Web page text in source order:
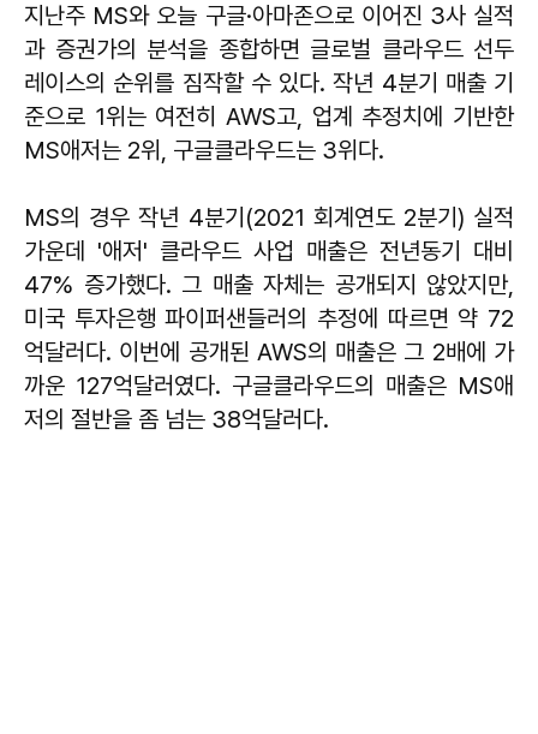
지난주 MS와 오늘 구글·아마존으로 이어진 3사 실적
과 증권가의 분석을 종합하면 글로벌 클라우드 선두
레이스의 순위를 짐작할 수 있다. 작년 4분기 매출 기
준으로 1위는 여전히 AWS고, 업계 추정치에 기반한
MS애저는 2위, 구글클라우드는 3위다.
MS의 경우 작년 4분기(2021 회계연도 2분기) 실적
가운데 '애저' 클라우드 사업 매출은 전년동기 대비
47% 증가했다. 그 매출 자체는 공개되지 않았지만,
미국 투자은행 파이퍼샌들러의 추정에 따르면 약 72
억달러다. 이번에 공개된 AWS의 매출은 그 2배에 가
까운 127억달러였다. 구글클라우드의 매출은 MS애
저의 절반을 좀 넘는 38억달러다.